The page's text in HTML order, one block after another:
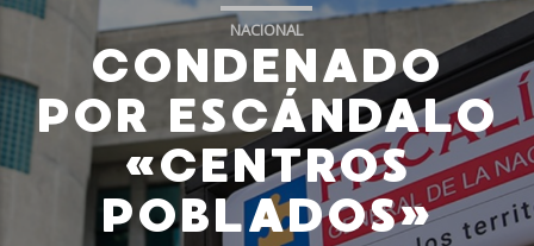
NACIONAL
CONDENADO
POR ESCÁNDALO
«CENTROS
POBLADOS»